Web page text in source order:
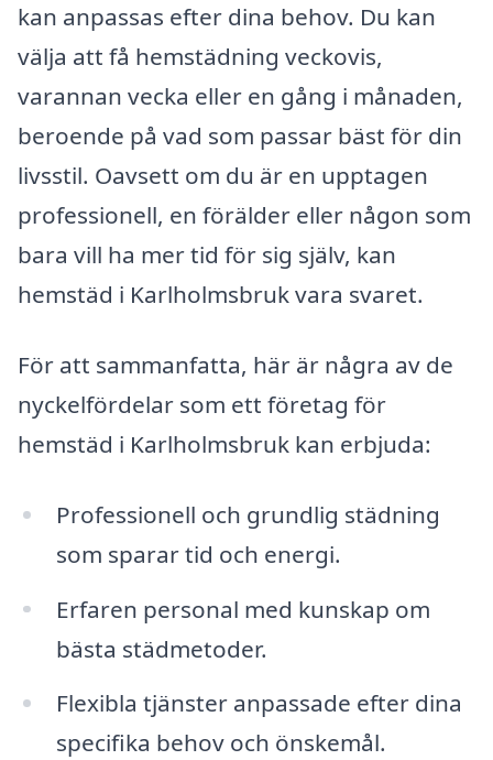
kan anpassas efter dina behov. Du kan
välja att få hemstädning veckovis,
varannan vecka eller en gång i månaden,
beroende på vad som passar bäst för din
livsstil. Oavsett om du är en upptagen
professionell, en förälder eller någon som
bara vill ha mer tid för sig själv, kan
hemstäd i Karlholmsbruk vara svaret.
För att sammanfatta, här är några av de
nyckelfördelar som ett företag för
hemstäd i Karlholmsbruk kan erbjuda:
Professionell och grundlig städning
som sparar tid och energi.
Erfaren personal med kunskap om
bästa städmetoder.
Flexibla tjänster anpassade efter dina
specifika behov och önskemål.